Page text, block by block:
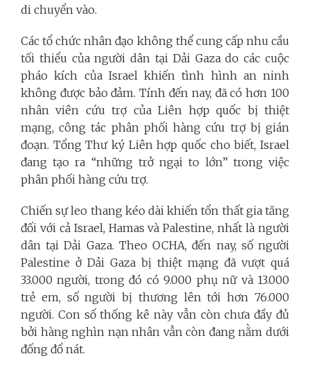
di chuyển vào.
Các tổ chức nhân đạo không thể cung cấp nhu cầu
tối thiểu của người dân tại Dải Gaza do các cuộc
pháo kích của Israel khiến tình hình an ninh
không được bảo đảm. Tính đến nay, đã có hơn 100
nhân viên cứu trợ của Liên hợp quốc bị thiệt
mạng, công tác phân phối hàng cứu trợ bị gián
đoạn. Tổng Thư ký Liên hợp quốc cho biết, Israel
đang tạo ra “những trở ngại to lớn” trong việc
phân phối hàng cứu trợ.
Chiến sự leo thang kéo dài khiến tổn thất gia tăng
đối với cả Israel, Hamas và Palestine, nhất là người
dân tại Dải Gaza. Theo OCHA, đến nay, số người
Palestine ở Dải Gaza bị thiệt mạng đã vượt quá
33.000 người, trong đó có 9.000 phụ nữ và 13.000
trẻ em, số người bị thương lên tới hơn 76.000
người. Con số thống kê này vẫn còn chưa đầy đủ
bởi hàng nghìn nạn nhân vẫn còn đang nằm dưới
đống đổ nát.